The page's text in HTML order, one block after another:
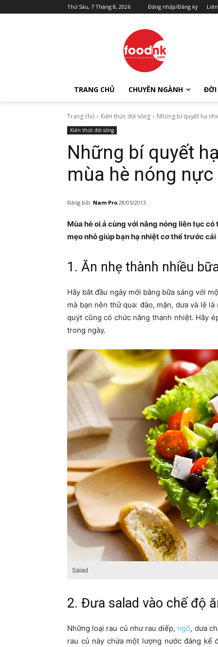
Thứ Sáu, 7 Tháng 8, 2026 Đăng nhập/Đăng ký
TRANG CHỦ CHUYÊN NGÀNH ĐỜI
Trang chủ Kiến thức đời sống Những bí quyết hạ
Kiến thức đời sống
Những bí quyết
mùa hè nóng nực
Đăng bởi: Nam Pro 28/05/2013
Mùa hè oi ả cùng với nắng nóng liên tục
mẹo nhỏ giúp bạn hạ nhiệt cơ thể trước
1. Ăn nhẹ thành nhiều
Hãy bắt đầu ngày mới bằng bữa sáng với
mà bạn nên thử qua: đào, mận, dưa và lê
quýt cũng có chức năng thanh nhiệt. Hãy
trong ngày.
Salad
2. Đưa salad vào chế độ
Những loại rau củ như rau diếp, ngô, dưa
rau củ này chứa một lượng nước đáng